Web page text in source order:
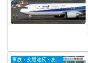
事故・交通違反・あおり運転